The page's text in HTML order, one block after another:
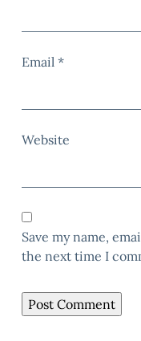
Email *
Website
Save my name,
the next time I